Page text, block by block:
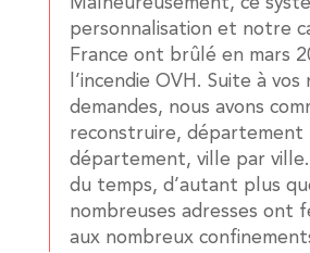
personnalisation et notre
France ont brûlé en mars
l’incendie OVH. Suite à
demandes, nous avons
reconstruire, département
département, ville par
du temps, d’autant plus
nombreuses adresses ont
aux nombreux